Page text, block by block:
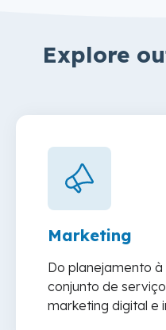
Explore
Marketing
Do planejamento
conjunto de
marketing digital e